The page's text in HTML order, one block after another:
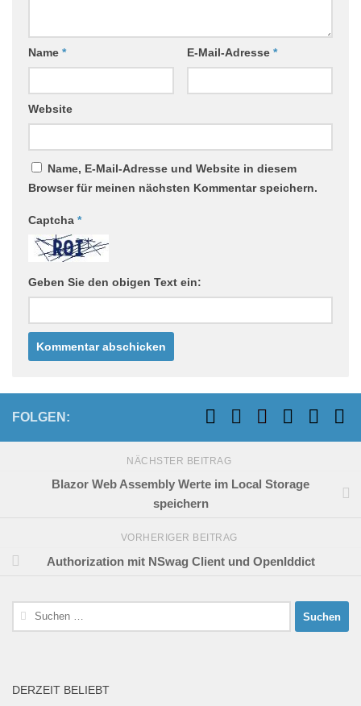
Name * E-Mail-Adresse *
Website
Name, E-Mail-Adresse und Website in diesem
Browser für meinen nächsten Kommentar speichern.
Captcha *
Geben Sie den obigen Text ein:
FOLGEN:
NÄCHSTER BEITRAG
Blazor Web Assembly Werte im Local Storage
speichern
VORHERIGER BEITRAG
Authorization mit NSwag Client und OpenIddict
Suchen
nach:
DERZEIT BELIEBT